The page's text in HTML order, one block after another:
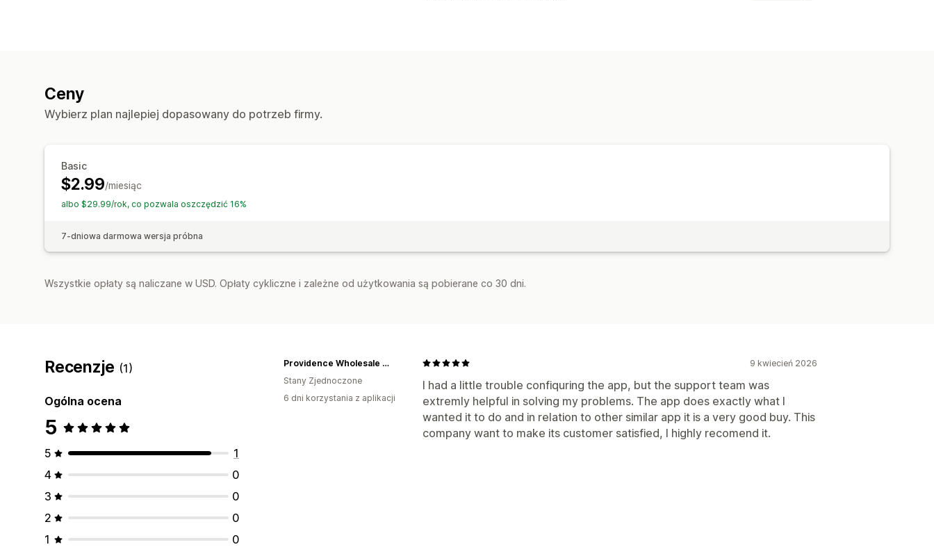
Ceny
Wybierz plan najlepiej dopasowany do potrzeb firmy.
Basic
$2.99/miesiąc
albo $29.99/rok, co pozwala oszczędzić 16%
7-dniowa darmowa wersja próbna
Wszystkie opłaty są naliczane w USD. Opłaty cykliczne i zależne od użytkowania są pobierane co 30 dni.
Recenzje (1)
Ogólna ocena
5
5
1
4
0
3
0
2
0
1
0
9 kwiecień 2026
I had a little trouble confiquring the app, but the support team was
extremly helpful in solving my problems. The app does exactly what I
wanted it to do and in relation to other similar app it is a very good buy. This
company want to make its customer satisfied, I highly recomend it.
Providence Wholesale Silver
Stany Zjednoczone
6 dni korzystania z aplikacji